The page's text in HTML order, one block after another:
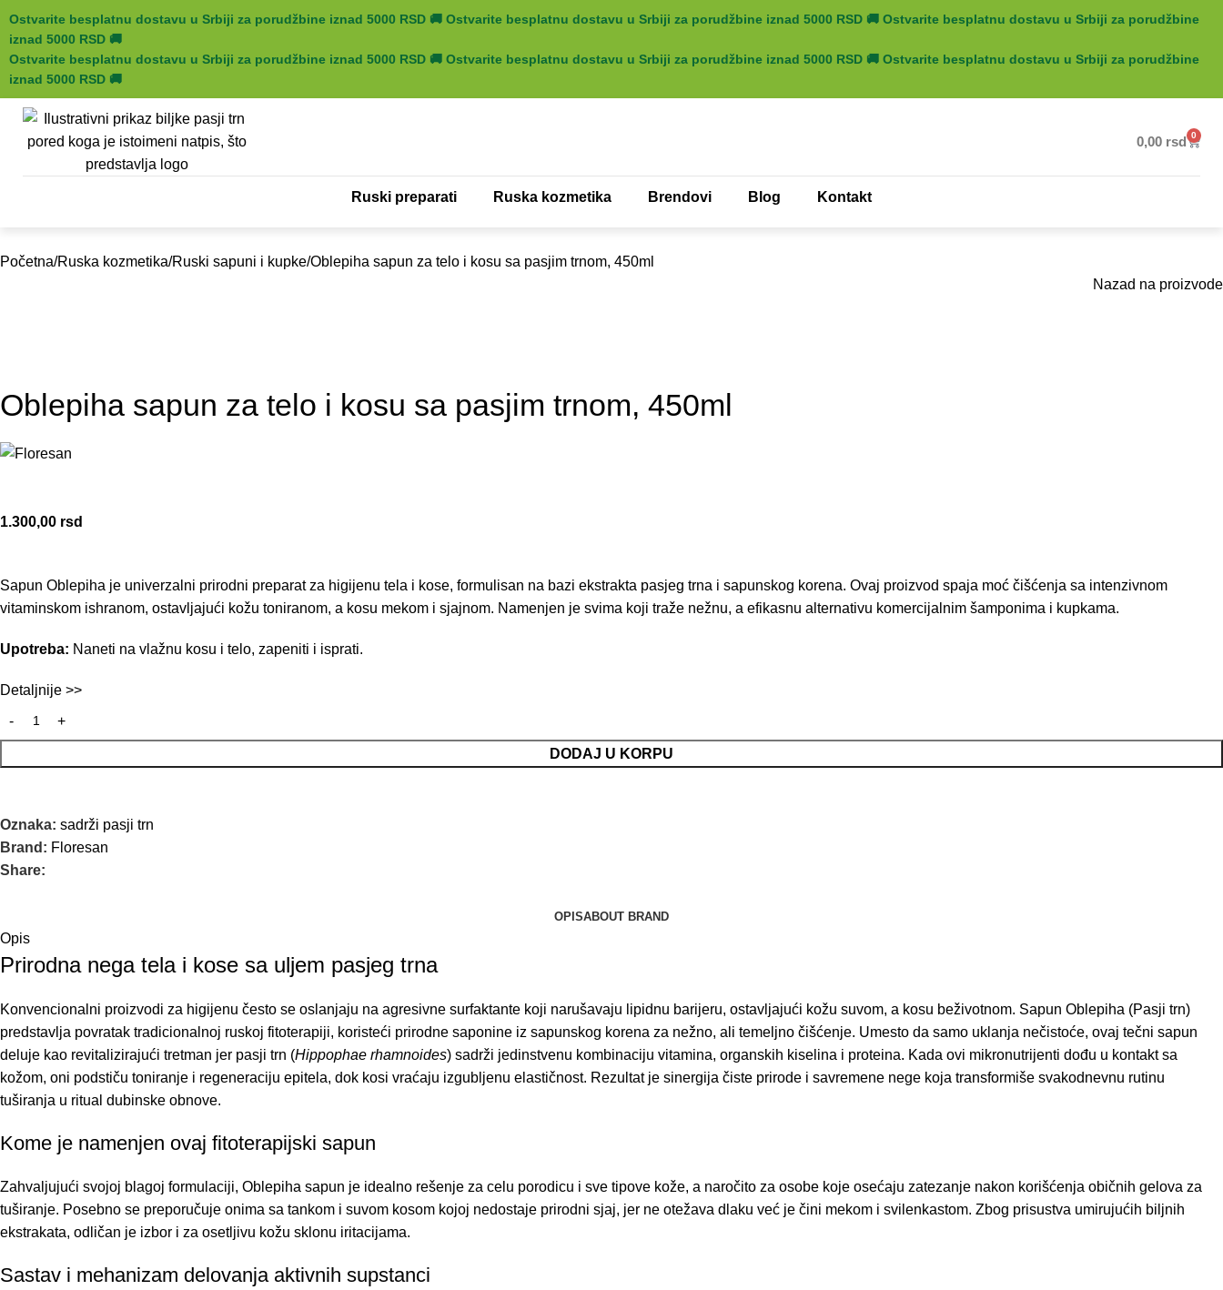
Ostvarite besplatnu dostavu u Srbiji za porudžbine iznad 5000 RSD 🚚 Ostvarite besplatnu dostavu u Srbiji za porudžbine iznad 5000 RSD 🚚 Ostvarite besplatnu dostavu u Srbiji za porudžbine
iznad 5000 RSD 🚚
Ostvarite besplatnu dostavu u Srbiji za porudžbine iznad 5000 RSD 🚚 Ostvarite besplatnu dostavu u Srbiji za porudžbine iznad 5000 RSD 🚚 Ostvarite besplatnu dostavu u Srbiji za porudžbine
iznad 5000 RSD 🚚
0,00 rsd 0
Ruski preparati Ruska kozmetika Brendovi Blog Kontakt
Početna Ruska kozmetika Ruski sapuni i kupke Oblepiha sapun za telo i kosu sa pasjim trnom, 450ml
Nazad na proizvode
Oblepiha sapun za telo i kosu sa pasjim trnom, 450ml
1.300,00 rsd
Sapun Oblepiha je univerzalni prirodni preparat za higijenu tela i kose, formulisan na bazi ekstrakta pasjeg trna i sapunskog korena. Ovaj proizvod spaja moć čišćenja sa intenzivnom
vitaminskom ishranom, ostavljajući kožu toniranom, a kosu mekom i sjajnom. Namenjen je svima koji traže nežnu, a efikasnu alternativu komercijalnim šamponima i kupkama.
Upotreba: Naneti na vlažnu kosu i telo, zapeniti i isprati.
Detaljnije >>
DODAJ U KORPU
Oznaka: sadrži pasji trn
Brand: Floresan
Share:
OPISABOUT BRAND
Opis
Prirodna nega tela i kose sa uljem pasjeg trna
Konvencionalni proizvodi za higijenu često se oslanjaju na agresivne surfaktante koji narušavaju lipidnu barijeru, ostavljajući kožu suvom, a kosu beživotnom. Sapun Oblepiha (Pasji trn)
predstavlja povratak tradicionalnoj ruskoj fitoterapiji, koristeći prirodne saponine iz sapunskog korena za nežno, ali temeljno čišćenje. Umesto da samo uklanja nečistoće, ovaj tečni sapun
deluje kao revitalizirajući tretman jer pasji trn (Hippophae rhamnoides) sadrži jedinstvenu kombinaciju vitamina, organskih kiselina i proteina. Kada ovi mikronutrijenti dođu u kontakt sa
kožom, oni podstiču toniranje i regeneraciju epitela, dok kosi vraćaju izgubljenu elastičnost. Rezultat je sinergija čiste prirode i savremene nege koja transformiše svakodnevnu rutinu
tuširanja u ritual dubinske obnove.
Kome je namenjen ovaj fitoterapijski sapun
Zahvaljujući svojoj blagoj formulaciji, Oblepiha sapun je idealno rešenje za celu porodicu i sve tipove kože, a naročito za osobe koje osećaju zatezanje nakon korišćenja običnih gelova za
tuširanje. Posebno se preporučuje onima sa tankom i suvom kosom kojoj nedostaje prirodni sjaj, jer ne otežava dlaku već je čini mekom i svilenkastom. Zbog prisustva umirujućih biljnih
ekstrakata, odličan je izbor i za osetljivu kožu sklonu iritacijama.
Sastav i mehanizam delovanja aktivnih supstanci